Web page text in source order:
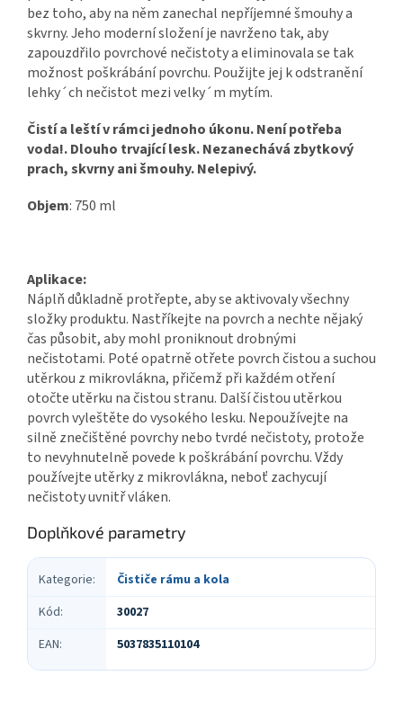
bez toho, aby na něm zanechal nepříjemné šmouhy a
skvrny. Jeho moderní složení je navrženo tak, aby
zapouzdřilo povrchové nečistoty a eliminovala se tak
možnost poškrábání povrchu. Použijte jej k odstranění
lehky´ch nečistot mezi velky´m mytím.
Čistí a leští v rámci jednoho úkonu. Není potřeba
voda!. Dlouho trvající lesk. Nezanechává zbytkový
prach, skvrny ani šmouhy. Nelepivý.
Objem: 750 ml
Aplikace:
Náplň důkladně protřepte, aby se aktivovaly všechny
složky produktu. Nastříkejte na povrch a nechte nějaký
čas působit, aby mohl proniknout drobnými
nečistotami. Poté opatrně otřete povrch čistou a suchou
utěrkou z mikrovlákna, přičemž při každém otření
otočte utěrku na čistou stranu. Další čistou utěrkou
povrch vyleštěte do vysokého lesku. Nepoužívejte na
silně znečištěné povrchy nebo tvrdé nečistoty, protože
to nevyhnutelně povede k poškrábání povrchu. Vždy
používejte utěrky z mikrovlákna, neboť zachycují
nečistoty uvnitř vláken.
Doplňkové parametry
Kategorie:
Čističe rámu a kola
Kód:
30027
EAN: 5037835110104